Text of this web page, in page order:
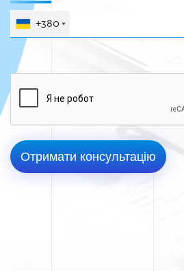
+380